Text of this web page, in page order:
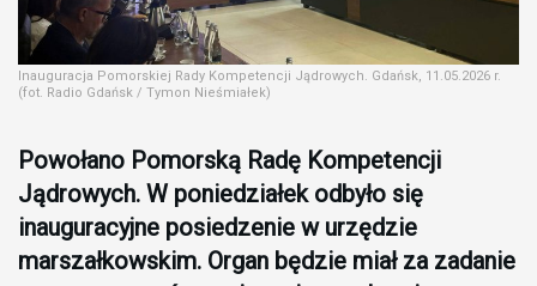
Inauguracja Pomorskiej Rady Kompetencji Jądrowych. Gdańsk, 11.05.2026 r.
(fot. Radio Gdańsk / Tymon Nieśmiałek)
Powołano Pomorską Radę Kompetencji
Jądrowych. W poniedziałek odbyło się
inauguracyjne posiedzenie w urzędzie
marszałkowskim. Organ będzie miał za zadanie